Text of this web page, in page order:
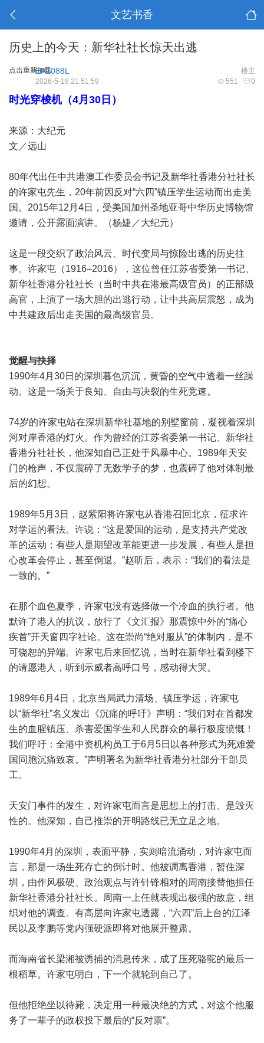
文艺书香
历史上的今天：新华社社长惊天出逃
点击重新加载 楼主
EA1088L
551 0
2026-5-18 21:51:59
时光穿梭机（4月30日）
来源：大纪元
文／远山
80年代出任中共港澳工作委员会书记及新华社香港分社社长
的许家屯先生，20年前因反对“六四”镇压学生运动而出走美
国。2015年12月4日，受美国加州圣地亚哥中华历史博物馆
邀请，公开露面演讲。（杨婕／大纪元）
这是一段交织了政治风云、时代变局与惊险出逃的历史往
事。许家屯（1916–2016），这位曾任江苏省委第一书记、
新华社香港分社社长（当时中共在港最高级官员）的正部级
高官，上演了一场大胆的出逃行动，让中共高层震怒，成为
中共建政后出走美国的最高级官员。
觉醒与抉择
1990年4月30日的深圳暮色沉沉，黄昏的空气中透着一丝躁
动。这是一场关于良知、自由与决裂的生死竞速。
74岁的许家屯站在深圳新华社基地的别墅窗前，凝视着深圳
河对岸香港的灯火。作为曾经的江苏省委第一书记、新华社
香港分社社长，他深知自己正处于风暴中心。1989年天安
门的枪声，不仅震碎了无数学子的梦，也震碎了他对体制最
后的幻想。
1989年5月3日，赵紫阳将许家屯从香港召回北京，征求许
对学运的看法。许说：“这是爱国的运动，是支持共产党改
革的运动；有些人是期望改革能更进一步发展，有些人是担
心改革会停止，甚至倒退。”赵听后，表示：“我们的看法是
一致的。”
在那个血色夏季，许家屯没有选择做一个冷血的执行者。他
默许了港人的抗议，放行了《文汇报》那震惊中外的“痛心
疾首”开天窗四字社论。这在崇尚“绝对服从”的体制内，是不
可饶恕的异端。许家屯后来回忆说，当时在新华社看到楼下
的请愿港人，听到示威者高呼口号，感动得大哭。
1989年6月4日，北京当局武力清场、镇压学运，许家屯
以“新华社”名义发出《沉痛的呼吁》声明：“我们对在首都发
生的血腥镇压、杀害爱国学生和人民群众的暴行极度愤慨！
我们呼吁：全港中资机构员工于6月5日以各种形式为死难爱
国同胞沉痛致哀。”声明署名为新华社香港分社部分干部员
工。
天安门事件的发生，对许家屯而言是思想上的打击、是毁灭
性的。他深知，自己推崇的开明路线已无立足之地。
1990年4月的深圳，表面平静，实则暗流涌动，对许家屯而
言，那是一场生死存亡的倒计时。他被调离香港，暂住深
圳，由作风极硬、政治观点与许针锋相对的周南接替他担任
新华社香港分社社长。周南一上任就表现出极强的敌意，组
织对他的调查。有高层向许家屯透露，“六四”后上台的江泽
民以及李鹏等党内强硬派即将对他展开整肃。
而海南省长梁湘被诱捕的消息传来，成了压死骆驼的最后一
根稻草。许家屯明白，下一个就轮到自己了。
但他拒绝坐以待毙，决定用一种最决绝的方式，对这个他服
务了一辈子的政权投下最后的“反对票”。